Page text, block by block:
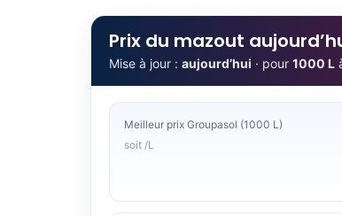
Prix du mazout
Mise à jour : aujourd’hui · pour 1000 L
Meilleur prix Groupasol (1000 L)
soit /L